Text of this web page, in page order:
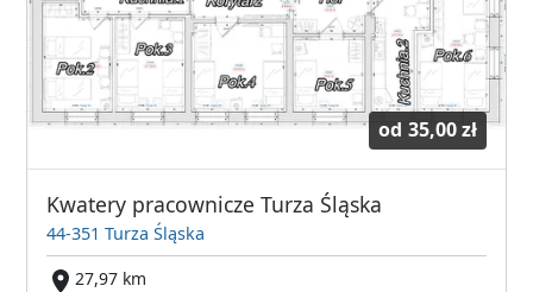
od 35,00 zł
Kwatery pracownicze Turza Śląska
44-351 Turza Śląska
27,97 km